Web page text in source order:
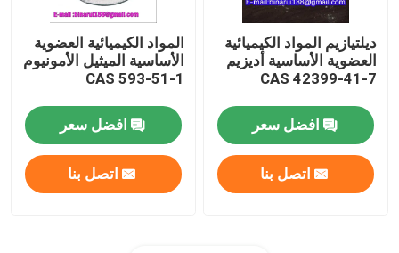
ديلتيازيم المواد الكيميائية
العضوية الأساسية أديزيم
CAS 42399-41-7
افضل سعر
اتصل بنا
المواد الكيميائية العضوية
الأساسية الميثيل الأمونيوم
CAS 593-51-1
افضل سعر
اتصل بنا